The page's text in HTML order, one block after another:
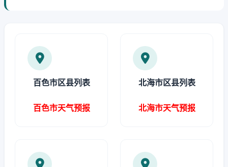
百色市区县列表
百色市天气预报
北海市区县列表
北海市天气预报